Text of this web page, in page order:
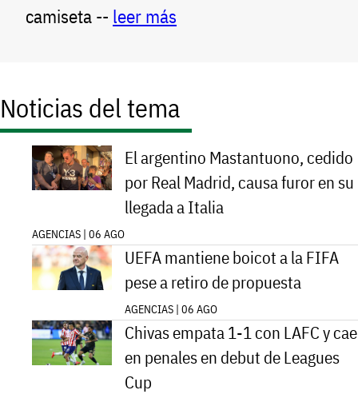
camiseta -- leer más
Noticias del tema
El argentino Mastantuono, cedido
por Real Madrid, causa furor en su
llegada a Italia
AGENCIAS | 06 AGO
UEFA mantiene boicot a la FIFA
pese a retiro de propuesta
AGENCIAS | 06 AGO
Chivas empata 1-1 con LAFC y cae
en penales en debut de Leagues
Cup